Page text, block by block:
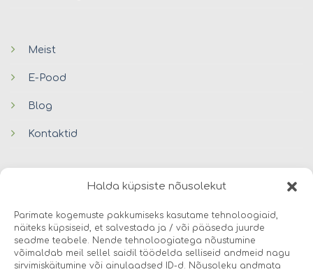
Halda küpsiste nõusolekut
Parimate kogemuste pakkumiseks kasutame tehnoloogiaid,
näiteks küpsiseid, et salvestada ja / või pääseda juurde
seadme teabele. Nende tehnoloogiatega nõustumine
võimaldab meil sellel saidil töödelda selliseid andmeid nagu
sirvimiskäitumine või ainulaadsed ID-d. Nõusoleku andmata
Meist
E-Pood
Blog
Kontaktid
© 2026 Avers Disain OÜ